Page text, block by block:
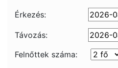
Érkezés:
Távozás:
Felnőttek száma: